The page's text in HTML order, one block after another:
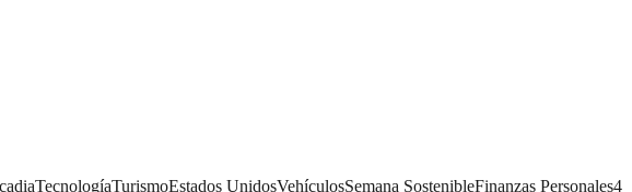
TecnologíaTurismoEstados UnidosVehículosSemana SostenibleFinanzas Personales4